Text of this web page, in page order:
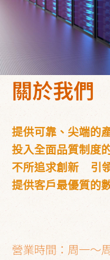
關於我們
提供可靠、尖端的
投入全面品質制度
不所追求創新 引
提供客戶最優質的
營業時間：周一～